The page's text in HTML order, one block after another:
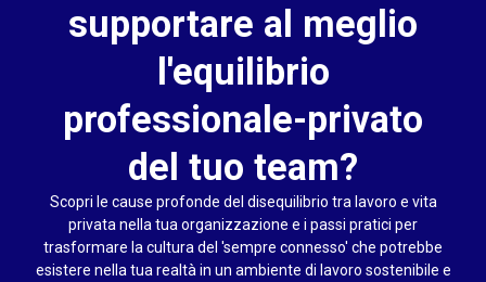
supportare al meglio
l'equilibrio
professionale-privato
del tuo team?
Scopri le cause profonde del disequilibrio tra lavoro e vita
privata nella tua organizzazione e i passi pratici per
trasformare la cultura del 'sempre connesso' che potrebbe
esistere nella tua realtà in un ambiente di lavoro sostenibile e